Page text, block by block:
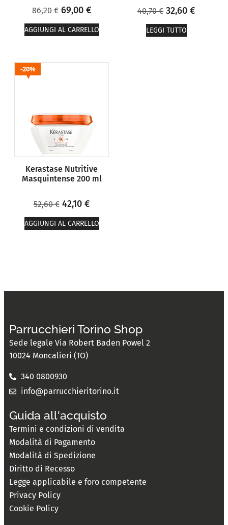
86,20€ 69,00 €
AGGIUNGI AL CARRELLO
40,70€ 32,60 €
LEGGI TUTTO
20%
Kerastase Nutritive
Masquintense 200 ml
52,60€ 42,10 €
AGGIUNGI AL CARRELLO
Parrucchieri Torino Shop
Sede legale Via Robert Baden Powel 2
10024 Moncalieri (TO)
340 0800930
info@parrucchieritorino.it
Guida all'acquisto
Termini e condizioni di vendita
Modalità di Pagamento
Modalità di Spedizione
Diritto di Recesso
Legge applicabile e foro competente
Privacy Policy
Cookie Policy